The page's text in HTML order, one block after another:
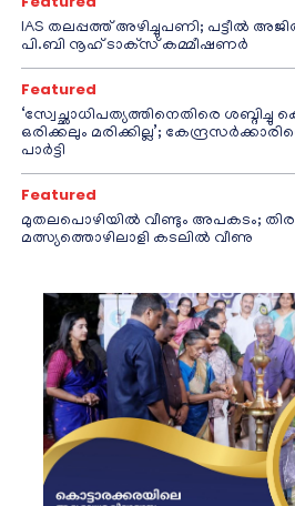
IAS തലപ്പത്ത് അഴിച്ചുപണി; പട്ടീല്‍
പി.ബി നൂഹ് ടാക്‌സ് കമ്മീഷണര്‍
Featured
‘സ്വേച്ഛാധിപത്യത്തിനെതിരെ ശബ്ദിച്ചു
ഒരിക്കലും മരിക്കില്ല’;
പാർട്ടി
Featured
മുതലപൊഴിയിൽ വീണ്ടും അപകടം;
മത്സ്യത്തൊഴിലാളി കടലിൽ വീണു